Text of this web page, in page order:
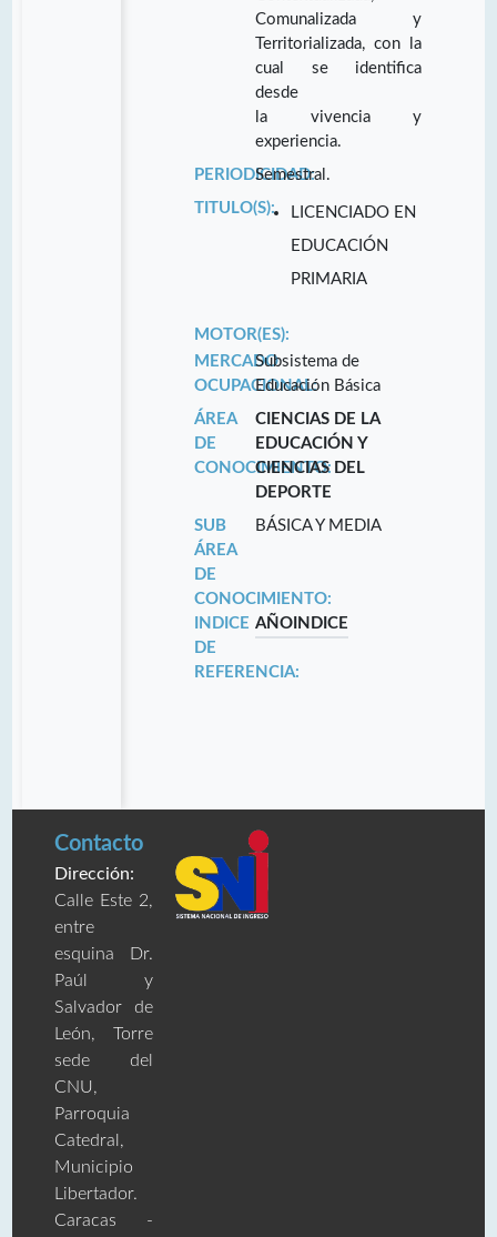
Comunalizada y
Territorializada, con la
cual se identifica
desde
la vivencia y
experiencia.
PERIODICIDAD:
Semestral.
TITULO(S):
LICENCIADO EN
EDUCACIÓN
PRIMARIA
MOTOR(ES):
MERCADO
OCUPACIONAL:
Subsistema de
Educación Básica
ÁREA
DE
CONOCIMIENTO:
CIENCIAS DE LA
EDUCACIÓN Y
CIENCIAS DEL
DEPORTE
SUB
ÁREA
DE
CONOCIMIENTO:
BÁSICA Y MEDIA
INDICE
DE
REFERENCIA:
AÑO INDICE
Contacto
Dirección:
Calle Este 2,
entre
esquina Dr.
Paúl y
Salvador de
León, Torre
sede del
CNU,
Parroquia
Catedral,
Municipio
Libertador.
Caracas -